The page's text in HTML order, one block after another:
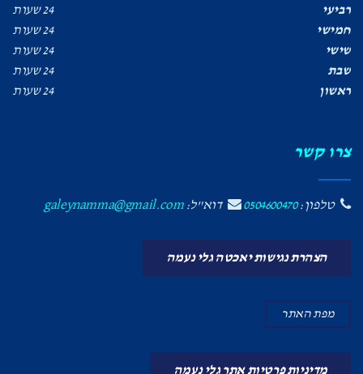
רביעי
24 שעות
חמישי
24 שעות
שישי
24 שעות
שבת
24 שעות
ראשון
24 שעות
צרו קשר
טלפון:0504600470 דוא"ל:galeynamma@gmail.com
הצהרת נגישות יאכטה גלי נעמה
מפת האתר
מדיניות פרטיות אתר גלי נעמה